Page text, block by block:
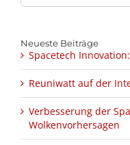
Neueste Beiträge
Spacetech
Reuniwatt auf der
Verbesserung der
Wolkenvorhersagen